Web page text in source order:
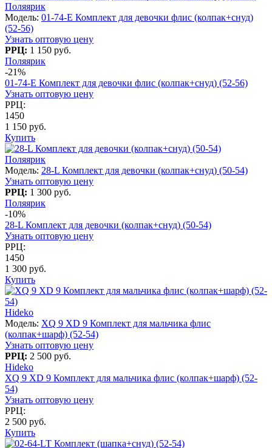
Поляярик
Модель: 01-74-E Комплект для девочки флис (колпак+снуд)
(52-56)
Узнать оптовую цену
РРЦ: 1 150 руб.
Поляярик
-21%
01-74-E Комплект для девочки флис (колпак+снуд) (52-56)
Узнать оптовую цену
РРЦ:
1450
1 150 руб.
Купить
Поляярик
Модель: 28-L Комплект для девочки (колпак+снуд) (50-54)
Узнать оптовую цену
РРЦ: 1 300 руб.
Поляярик
-10%
28-L Комплект для девочки (колпак+снуд) (50-54)
Узнать оптовую цену
РРЦ:
1450
1 300 руб.
Купить
Hideko
Модель: XQ 9 XD 9 Комплект для мальчика флис
(колпак+шарф) (52-54)
Узнать оптовую цену
РРЦ: 2 500 руб.
Hideko
XQ 9 XD 9 Комплект для мальчика флис (колпак+шарф) (52-
54)
Узнать оптовую цену
РРЦ:
2 500 руб.
Купить